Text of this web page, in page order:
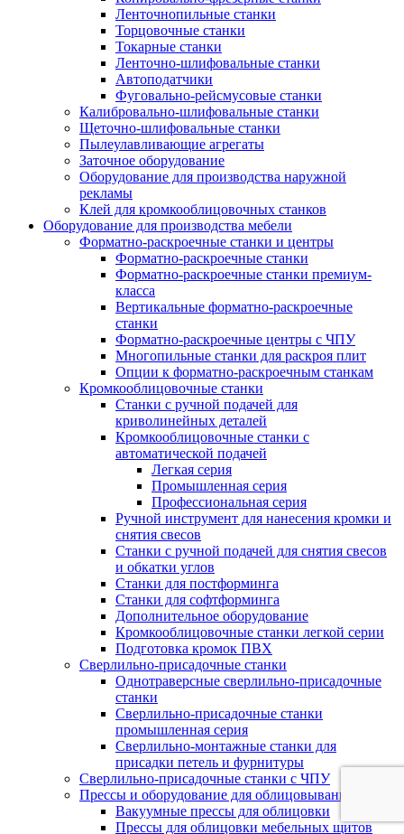
Ленточнопильные станки
Торцовочные станки
Токарные станки
Ленточно-шлифовальные станки
Автоподатчики
Фуговально-рейсмусовые станки
Калибровально-шлифовальные станки
Щеточно-шлифовальные станки
Пылеулавливающие агрегаты
Заточное оборудование
Оборудование для производства наружной
рекламы
Клей для кромкооблицовочных станков
Оборудование для производства мебели
Форматно-раскроечные станки и центры
Форматно-раскроечные станки
Форматно-раскроечные станки премиум-
класса
Вертикальные форматно-раскроечные
станки
Форматно-раскроечные центры с ЧПУ
Многопильные станки для раскроя плит
Опции к форматно-раскроечным станкам
Кромкооблицовочные станки
Станки с ручной подачей для
криволинейных деталей
Кромкооблицовочные станки с
автоматической подачей
Легкая серия
Промышленная серия
Профессиональная серия
Ручной инструмент для нанесения кромки и
снятия свесов
Станки с ручной подачей для снятия свесов
и обкатки углов
Станки для постформинга
Станки для софтформинга
Дополнительное оборудование
Кромкооблицовочные станки легкой серии
Подготовка кромок ПВХ
Сверлильно-присадочные станки
Однотраверсные сверлильно-присадочные
станки
Сверлильно-присадочные станки
промышленная серия
Сверлильно-монтажные станки для
присадки петель и фурнитуры
Сверлильно-присадочные станки с ЧПУ
Прессы и оборудование для облицовывания
Вакуумные прессы для облицовки
Прессы для облицовки мебельных щитов